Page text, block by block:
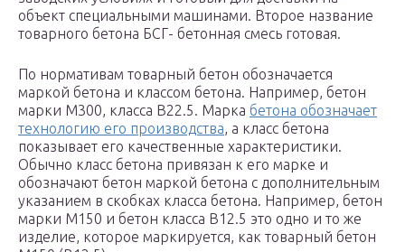
объект специальными машинами. Второе название
товарного бетона БСГ- бетонная смесь готовая.
По нормативам товарный бетон обозначается
маркой бетона и классом бетона. Например, бетон
марки М300, класса B22.5. Марка бетона обозначает
технологию его производства, а класс бетона
показывает его качественные характеристики.
Обычно класс бетона привязан к его марке и
обозначают бетон маркой бетона с дополнительным
указанием в скобках класса бетона. Например, бетон
марки М150 и бетон класса B12.5 это одно и то же
изделие, которое маркируется, как товарный бетон